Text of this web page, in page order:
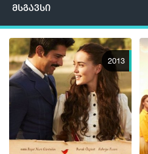
სერია 24
სერია 25
სერია 26
სერია 27
სერია 28
მსგავსი
2013